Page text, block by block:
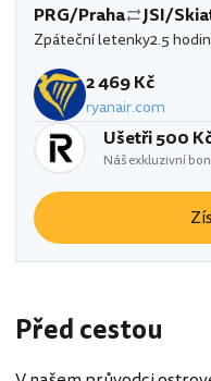
PRG/Praha JSI/
Zpáteční letenky2.5
2 469 Kč
ryanair.com
Ušetři 500
Náš exkluzivní
Před cestou